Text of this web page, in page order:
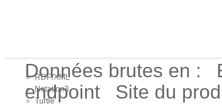
Données brutes en :
RDF/XML
Notation3
Turtle
endpoint
Site du